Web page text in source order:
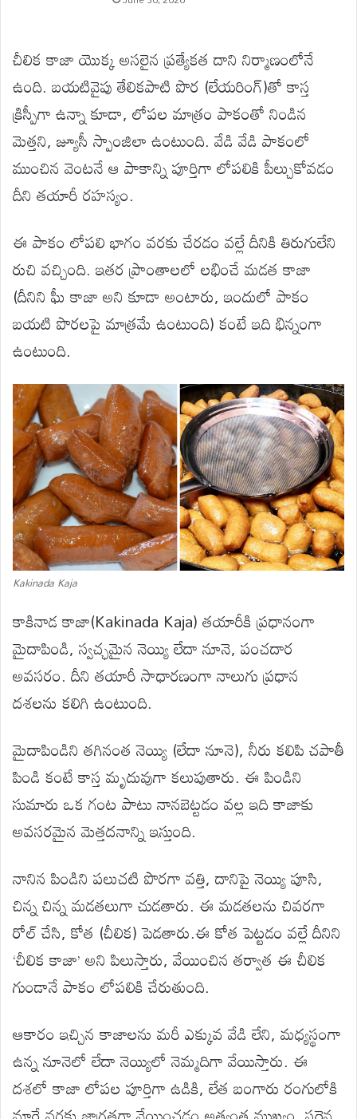
చీలిక కాజా యొక్క అసలైన ప్రత్యేకత దాని నిర్మాణంలోనే
ఉంది. బయటివైపు తేలికపాటి పొర (లేయరింగ్)తో కాస్త
క్రిస్పీగా ఉన్నా కూడా, లోపల మాత్రం పాకంతో నిండిన
మెత్తని, జ్యూసీ స్పాంజిలా ఉంటుంది. వేడి వేడి పాకంలో
ముంచిన వెంటనే ఆ పాకాన్ని పూర్తిగా లోపలికి పీల్చుకోవడం
దీని తయారీ రహస్యం.
ఈ పాకం లోపలి భాగం వరకు చేరడం వల్లే దీనికి తిరుగులేని
రుచి వచ్చింది. ఇతర ప్రాంతాలలో లభించే మడత కాజా
(దీనిని ఘీ కాజా అని కూడా అంటారు, ఇందులో పాకం
బయటి పొరలపై మాత్రమే ఉంటుంది) కంటే ఇది భిన్నంగా
ఉంటుంది.
Kakinada Kaja
కాకినాడ కాజా(Kakinada Kaja) తయారీకి ప్రధానంగా
మైదాపిండి, స్వచ్ఛమైన నెయ్యి లేదా నూనె, పంచదార
అవసరం. దీని తయారీ సాధారణంగా నాలుగు ప్రధాన
దశలను కలిగి ఉంటుంది.
మైదాపిండిని తగినంత నెయ్యి (లేదా నూనె), నీరు కలిపి చపాతీ
పిండి కంటే కాస్త మృదువుగా కలుపుతారు. ఈ పిండిని
సుమారు ఒక గంట పాటు నానబెట్టడం వల్ల ఇది కాజాకు
అవసరమైన మెత్తదనాన్ని ఇస్తుంది.
నానిన పిండిని పలుచటి పొరగా వత్తి, దానిపై నెయ్యి పూసి,
చిన్న చిన్న మడతలుగా చుడతారు. ఈ మడతలను చివరగా
రోల్ చేసి, కోత (చీలిక) పెడతారు.ఈ కోత పెట్టడం వల్లే దీనిని
‘చీలిక కాజా’ అని పిలుస్తారు, వేయించిన తర్వాత ఈ చీలిక
గుండానే పాకం లోపలికి చేరుతుంది.
ఆకారం ఇచ్చిన కాజాలను మరీ ఎక్కువ వేడి లేని, మధ్యస్థంగా
ఉన్న నూనెలో లేదా నెయ్యిలో నెమ్మదిగా వేయిస్తారు. ఈ
దశలో కాజా లోపల పూర్తిగా ఉడికి, లేత బంగారు రంగులోకి